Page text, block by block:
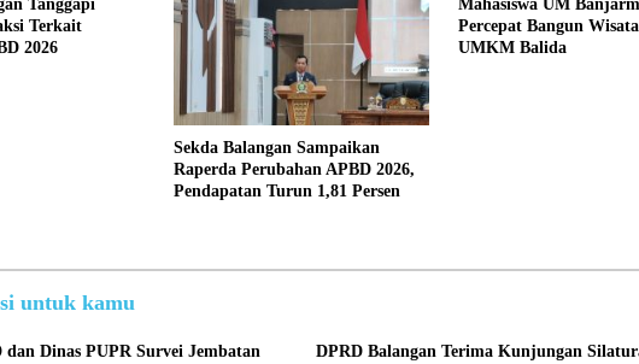
Tanggapi
Terkait
2026
Sekda Balangan Sampaikan
Raperda Perubahan APBD 2026,
Pendapatan Turun 1,81 Persen
Mahasiswa UM
Percepat Bangun
UMKM Balida
untuk kamu
dan Dinas PUPR Survei Jembatan
DPRD Balangan Terima Kunjungan